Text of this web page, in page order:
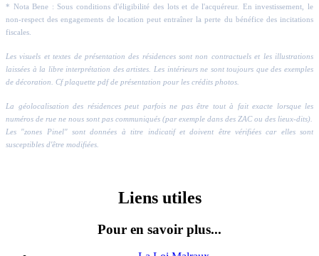
* Nota Bene : Sous conditions d'éligibilité des lots et de l'acquéreur. En investissement, le
non-respect des engagements de location peut entraîner la perte du bénéfice des incitations
fiscales.
Les visuels et textes de présentation des résidences sont non contractuels et les illustrations
laissées à la libre interprétation des artistes. Les intérieurs ne sont toujours que des exemples
de décoration. Cf plaquette pdf de présentation pour les crédits photos.
La géolocalisation des résidences peut parfois ne pas être tout à fait exacte lorsque les
numéros de rue ne nous sont pas communiqués (par exemple dans des ZAC ou des lieux-dits).
Les "zones Pinel" sont données à titre indicatif et doivent être vérifiées car elles sont
susceptibles d'être modifiées.
Liens utiles
Pour en savoir plus...